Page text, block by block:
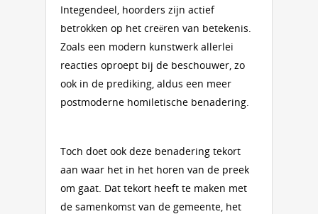
Integendeel, hoorders zijn actief
betrokken op het creëren van betekenis.
Zoals een modern kunstwerk allerlei
reacties oproept bij de beschouwer, zo
ook in de prediking, aldus een meer
postmoderne homiletische benadering.
Toch doet ook deze benadering tekort
aan waar het in het horen van de preek
om gaat. Dat tekort heeft te maken met
de samenkomst van de gemeente, het